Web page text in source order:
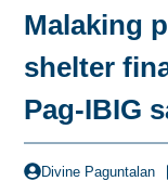
Malaking
shelter
Pag-IBIG
Divine Paguntalan